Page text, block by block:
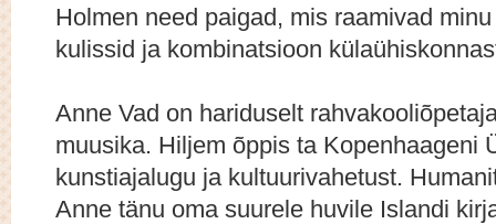
Holmen need paigad, mis raamivad
kulissid ja kombinatsioon
Anne Vad on hariduselt
muusika. Hiljem õppis ta Kopenhaageni
kunstiajalugu ja kultuurivahetust.
Anne tänu oma suurele huvile Islandi